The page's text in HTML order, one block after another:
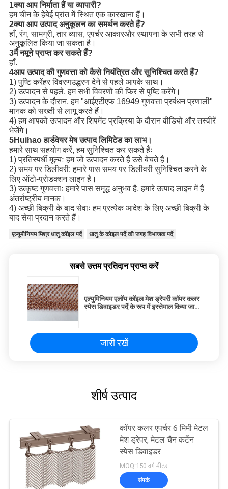
1क्या आप निर्माता हैं या व्यापारी?
हम चीन के हेबेई प्रांत में स्थित एक कारखाना हैं।
2क्या आप उत्पाद अनुकूलन का समर्थन करते हैं?
हाँ, रंग, सामग्री, तार व्यास, एपर्चर आकारऔर स्थापना के सभी तरह से
अनुकूलित किया जा सकता है।
3मैं नमूने प्राप्त कर सकते हैं?
हाँ.
4आप उत्पाद की गुणवत्ता को कैसे नियंत्रित और सुनिश्चित करते हैं?
1) पुष्टि करेंहर विवरणउद्धरण देने से पहले आपके साथ।
2) उत्पादन से पहले, हम सभी विवरणों की फिर से पुष्टि करेंगे।
3) उत्पादन के दौरान, हम "आईएटीएफ 16949 गुणवत्ता प्रबंधन प्रणाली"
मानक को सख्ती से लागू करते हैं।
4) हम आपको उत्पादन और शिपमेंट प्रक्रिया के दौरान वीडियो और तस्वीरें
भेजेंगे।
5Huihao हार्डवेयर मेष उत्पाद लिमिटेड का लाभ।
हमारे साथ सहयोग करें, हम सुनिश्चित कर सकते हैंः
1) प्रतिस्पर्धी मूल्यः हम जो उत्पादन करते हैं उसे बेचते हैं।
2) समय पर डिलीवरी: हमारे पास समय पर डिलीवरी सुनिश्चित करने के
लिए ऑटो-प्रोडक्शन लाइन है।
3) उत्कृष्ट गुणवत्ताः हमारे पास समृद्ध अनुभव है, हमारे उत्पाद लाइन में हैं
अंतर्राष्ट्रीय मानक।
4) अच्छी बिक्री के बाद सेवाः हम प्रत्येक आदेश के लिए अच्छी बिक्री के
बाद सेवा प्रदान करते हैं।
एल्यूमीनियम मिश्र धातु कॉइल पर्दे धातु के कोइल पर्दे की जगह विभाजक पर्दे
सबसे उत्तम प्रतिदान प्राप्त करें
एल्युमिनियम एलॉय कॉइल मेश ड्रेपरी कॉपर कलर
स्पेस डिवाइडर पर्दे के रूप में इस्तेमाल किया जाता
जारी रखें
शीर्ष उत्पाद
कॉपर कलर एपर्चर 6 मिमी मेटल
मेश ड्रेपर, मेटल चैन कर्टेन
स्पेस डिवाइडर
MOQ:150 वर्ग मीटर
संपर्क